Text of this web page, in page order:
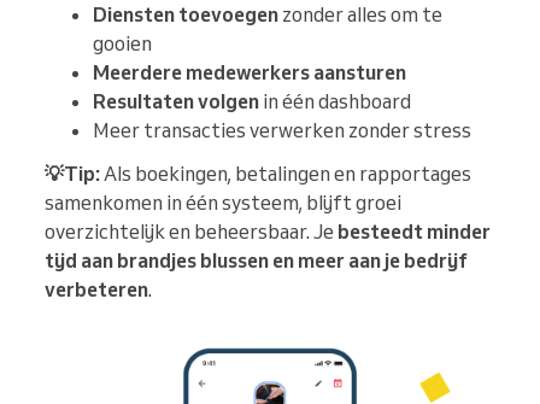
Diensten toevoegen zonder alles om te
gooien
Meerdere medewerkers aansturen
Resultaten volgen in één dashboard
Meer transacties verwerken zonder stress
💡Tip: Als boekingen, betalingen en rapportages
samenkomen in één systeem, blijft groei
overzichtelijk en beheersbaar. Je besteedt minder
tijd aan brandjes blussen en meer aan je bedrijf
verbeteren.